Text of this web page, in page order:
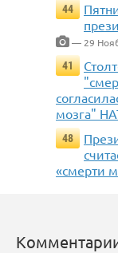
44
— 29
41
мозга"
48
«смерти